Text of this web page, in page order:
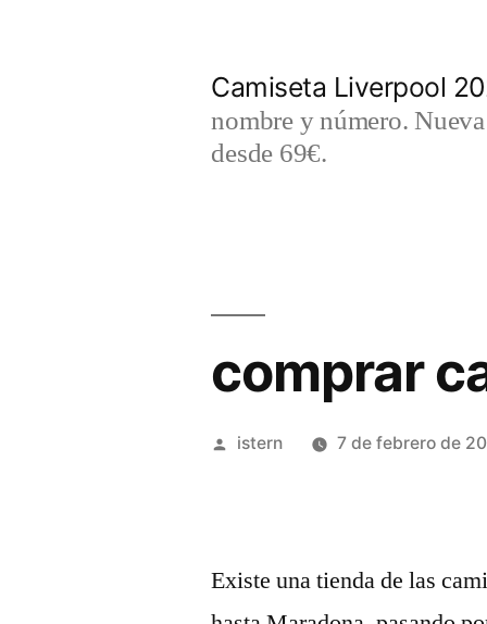
Camiseta Liverpool
nombre y número.
desde 69€.
comprar
Publicado
istern 7 de febrero de
Existe una tienda de las